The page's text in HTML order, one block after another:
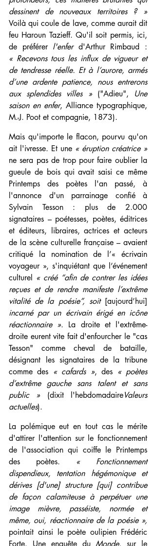
dessinent de nouveaux territoires ? »
Voilà qui coule de lave, comme aurait dit
feu Haroun Tazieff. Qu'il soit permis, ici,
de préférer l'enfer
« Recevons tous les influx de vigueur et
de tendresse réelle. Et à l’aurore, armés
d’une ardente patience, nous entrerons
aux splendides villes » ("Adieu", Une
saison en enfer, Alliance typographique,
M.-J. Poot et compagnie, 1873).
Mais qu'importe le flacon, pourvu qu'on
ait l'ivresse. Et une
ne sera pas de trop pour faire oublier la
gueule de bois qui avait saisi ce même
Printemps des poètes l'an passé, à
l'annonce d'un parrainage confié à
Sylvain Tesson : plus de 2.000
signataires – poétesses, poètes, éditrices
et éditeurs, libraires, actrices et acteurs
de la scène culturelle française – avaient
critiqué la nomination de l’« écrivain
voyageur », s'inquiétant que l’événement
culturel « créé “afin de contrer les idées
reçues et de rendre manifeste l’extrême
vitalité de la poésie”, soit
incarné par un écrivain érigé en icône
réactionnaire ». La droite et l'extrême-
droite eurent vite fait d'enfourcher le "cas
Tesson" comme cheval de bataille,
désignant les signataires de la tribune
comme des « cafards », des « poètes
d’extrême gauche sans talent et sans
public » (dixit l'hebdomadaireValeurs
actuelles).
La polémique eut en tout cas le mérite
d'attirer l'attention sur le fonctionnement
de l'association qui coiffe le Printemps
des poètes. « Fonctionnement
dispendieux, tentation hégémonique et
dérives [d'une] structure [qui] contribue
de façon calamiteuse à perpétuer une
image mièvre, passéiste, normée et
pointait ainsi le poète oulipien Frédéric